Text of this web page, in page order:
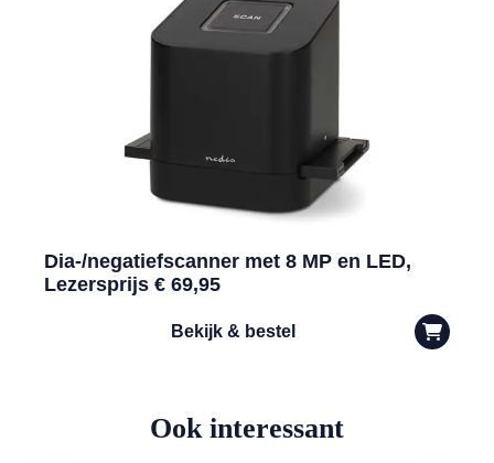
Dia-/negatiefscanner met 8 MP en LED,
Lezersprijs € 69,95
Bekijk & bestel
Ook interessant